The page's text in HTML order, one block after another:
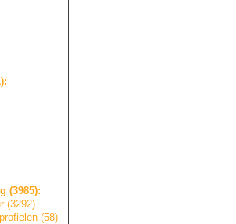
(3985):
(3292)
ie en (58)